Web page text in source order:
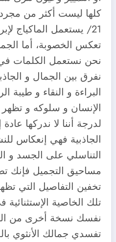
كلها ليست أكثر من
21/ يستعمل الماكياج
تعكس الخصوبة، أما
نحن نستعمل الكلمات في
نفرق بين الجمال و
البراءة و النقاء و طيبة
الإنسان و سلوكه و
لدرجة أننا لا ندركها
الجاذبية فهي إنعكاس
التناسلي على الجسد و
مساحيق التجميل فإنك
تخفين التفاصيل التي
تلك الخاصية
نفسك نسخة أخرى من
تفسدي جمالك الأنثوي